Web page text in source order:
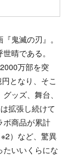
鬼滅の刃』。
晴である。
万部を突
となり、そこ
ッズ、舞台、
拡張し続けて
ボ商品が累計
）など、驚異
たいいくらにな